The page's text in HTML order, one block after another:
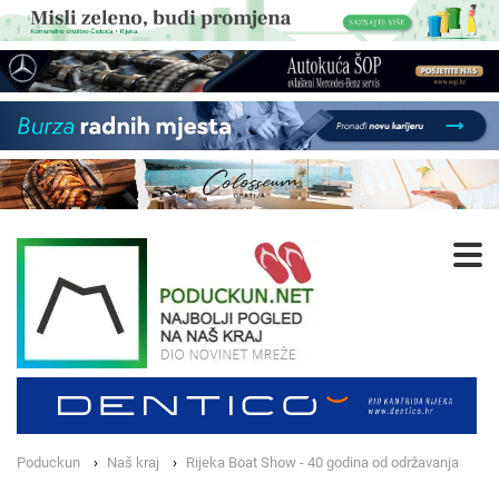
Poduckun Naš kraj
Rijeka Boat Show - 40 godina od održavanja